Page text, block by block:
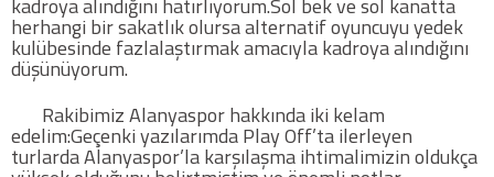
kadroya alındığını hatırlıyorum.Sol bek ve sol kanatta
herhangi bir sakatlık olursa alternatif oyuncuyu yedek
kulübesinde fazlalaştırmak amacıyla kadroya alındığını
düşünüyorum.
Rakibimiz Alanyaspor hakkında iki kelam
edelim:Geçenki yazılarımda Play Off’ta ilerleyen
turlarda Alanyaspor’la karşılaşma ihtimalimizin oldukça